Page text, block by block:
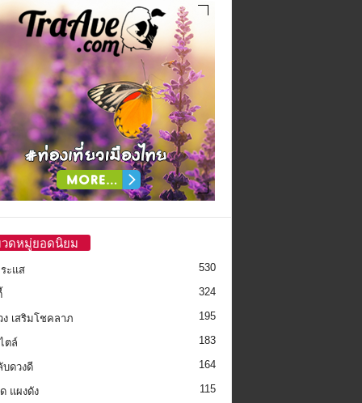
ดหมู่ยอดนิยม
ะแส 530
324
ง เสริมโชคลาภ 195
ตล์ 183
บดวงดี 164
แผงดัง 115